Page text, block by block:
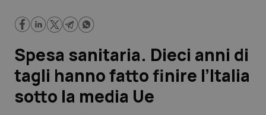
Regioni e Asl
Lavoro e Professioni
Scienza e Farmaci
Studi e Analisi
Spesa sanitaria. Dieci anni di
tagli hanno fatto finire l’Italia
sotto la media Ue